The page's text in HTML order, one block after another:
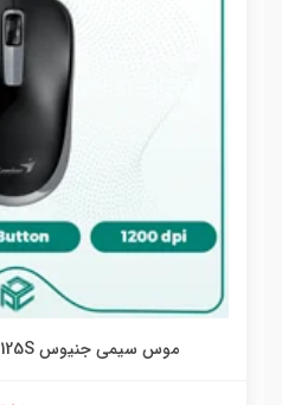
موس سیمی جنیوس Mouse Genius DX-125S